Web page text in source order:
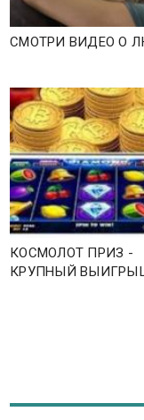
СМОТРИ ВИДЕО О
КОСМОЛОТ ПРИЗ -
КРУПНЫЙ